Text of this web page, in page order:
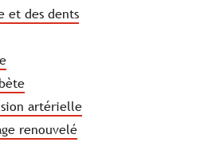
et des dents
artérielle
renouvelé